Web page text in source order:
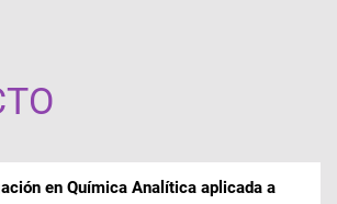
en Química Analítica aplicada a